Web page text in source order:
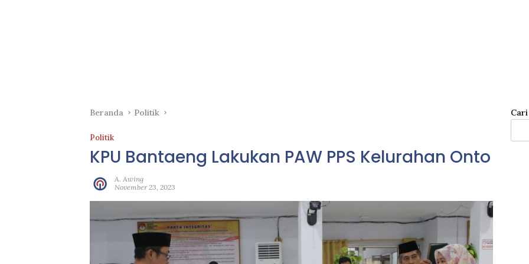
Beranda Politik
Politik
KPU Bantaeng Lakukan PAW PPS Kelurahan Onto
A. Awing
November 23, 2023
Cari